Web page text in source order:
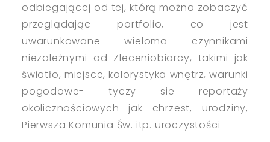
odbiegającej od tej, którą można zobaczyć
przeglądając portfolio, co jest
uwarunkowane wieloma czynnikami
niezależnymi od Zleceniobiorcy, takimi jak
światło, miejsce, kolorystyka wnętrz, warunki
pogodowe- tyczy sie reportaży
okolicznościowych jak chrzest, urodziny,
Pierwsza Komunia Św. itp. uroczystości